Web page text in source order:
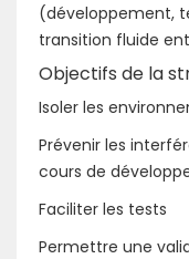
(développement,
transition fluide
Objectifs de la
Isoler les
Prévenir les
cours de
Faciliter les tests
Permettre une